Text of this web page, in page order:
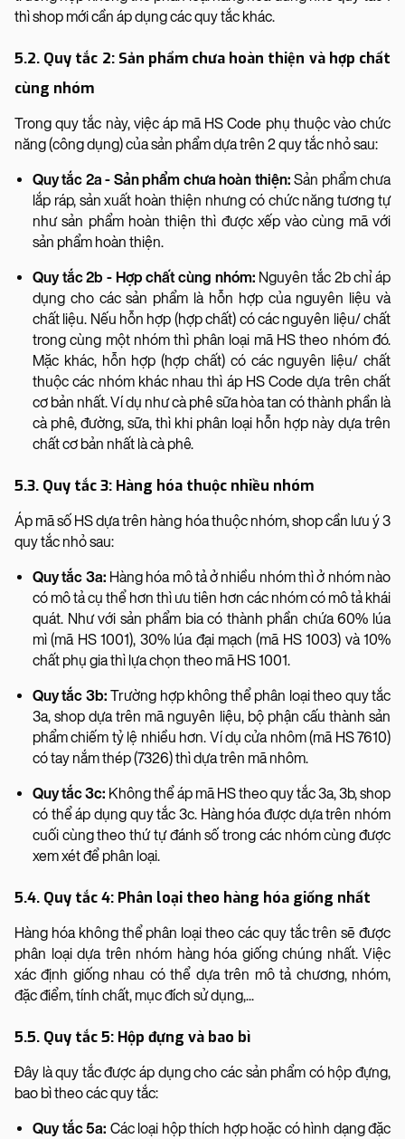
thì shop mới cần áp dụng các quy tắc khác.
5.2. Quy tắc 2: Sản phẩm chưa hoàn thiện và hợp chất
cùng nhóm
Trong quy tắc này, việc áp mã HS Code phụ thuộc vào chức
năng (công dụng) của sản phẩm dựa trên 2 quy tắc nhỏ sau:
Quy tắc 2a - Sản phẩm chưa hoàn thiện: Sản phẩm chưa
lắp ráp, sản xuất hoàn thiện nhưng có chức năng tương tự
như sản phẩm hoàn thiện thì được xếp vào cùng mã với
sản phẩm hoàn thiện.
Quy tắc 2b - Hợp chất cùng nhóm: Nguyên tắc 2b chỉ áp
dụng cho các sản phẩm là hỗn hợp của nguyên liệu và
chất liệu. Nếu hỗn hợp (hợp chất) có các nguyên liệu/ chất
trong cùng một nhóm thì phân loại mã HS theo nhóm đó.
Mặc khác, hỗn hợp (hợp chất) có các nguyên liệu/ chất
thuộc các nhóm khác nhau thì áp HS Code dựa trên chất
cơ bản nhất. Ví dụ như cà phê sữa hòa tan có thành phần là
cà phê, đường, sữa, thì khi phân loại hỗn hợp này dựa trên
chất cơ bản nhất là cà phê.
5.3. Quy tắc 3: Hàng hóa thuộc nhiều nhóm
Áp mã số HS dựa trên hàng hóa thuộc nhóm, shop cần lưu ý 3
quy tắc nhỏ sau:
Quy tắc 3a: Hàng hóa mô tả ở nhiều nhóm thì ở nhóm nào
có mô tả cụ thể hơn thì ưu tiên hơn các nhóm có mô tả khái
quát. Như với sản phẩm bia có thành phần chứa 60% lúa
mì (mã HS 1001), 30% lúa đại mạch (mã HS 1003) và 10%
chất phụ gia thì lựa chọn theo mã HS 1001.
Quy tắc 3b: Trường hợp không thể phân loại theo quy tắc
3a, shop dựa trên mã nguyên liệu, bộ phận cấu thành sản
phẩm chiếm tỷ lệ nhiều hơn. Ví dụ cửa nhôm (mã HS 7610)
có tay nắm thép (7326) thì dựa trên mã nhôm.
Quy tắc 3c: Không thể áp mã HS theo quy tắc 3a, 3b, shop
có thể áp dụng quy tắc 3c. Hàng hóa được dựa trên nhóm
cuối cùng theo thứ tự đánh số trong các nhóm cùng được
xem xét để phân loại.
5.4. Quy tắc 4: Phân loại theo hàng hóa giống nhất
Hàng hóa không thể phân loại theo các quy tắc trên sẽ được
phân loại dựa trên nhóm hàng hóa giống chúng nhất. Việc
xác định giống nhau có thể dựa trên mô tả chương, nhóm,
đặc điểm, tính chất, mục đích sử dụng,...
5.5. Quy tắc 5: Hộp đựng và bao bì
Đây là quy tắc được áp dụng cho các sản phẩm có hộp đựng,
bao bì theo các quy tắc:
Quy tắc 5a: Các loại hộp thích hợp hoặc có hình dạng đặc